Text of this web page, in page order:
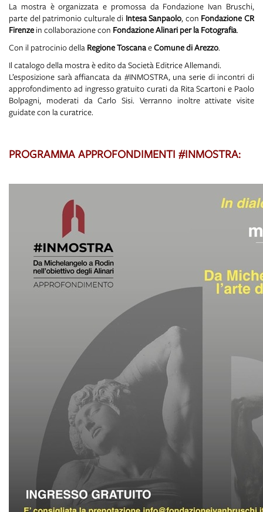
La mostra è organizzata e promossa da Fondazione Ivan Bruschi,
parte del patrimonio culturale di Intesa Sanpaolo, con Fondazione CR
Firenze in collaborazione con Fondazione Alinari per la Fotografia.
Con il patrocinio della Regione ToscanaeComune di Arezzo.
Il catalogo della mostra è edito da Società Editrice Allemandi.
L’esposizione sarà affiancata da #INMOSTRA, una serie di incontri di
approfondimento ad ingresso gratuito curati da Rita Scartoni e Paolo
Bolpagni, moderati da Carlo Sisi. Verranno inoltre attivate visite
guidate con la curatrice.
PROGRAMMA APPROFONDIMENTI #INMOSTRA: